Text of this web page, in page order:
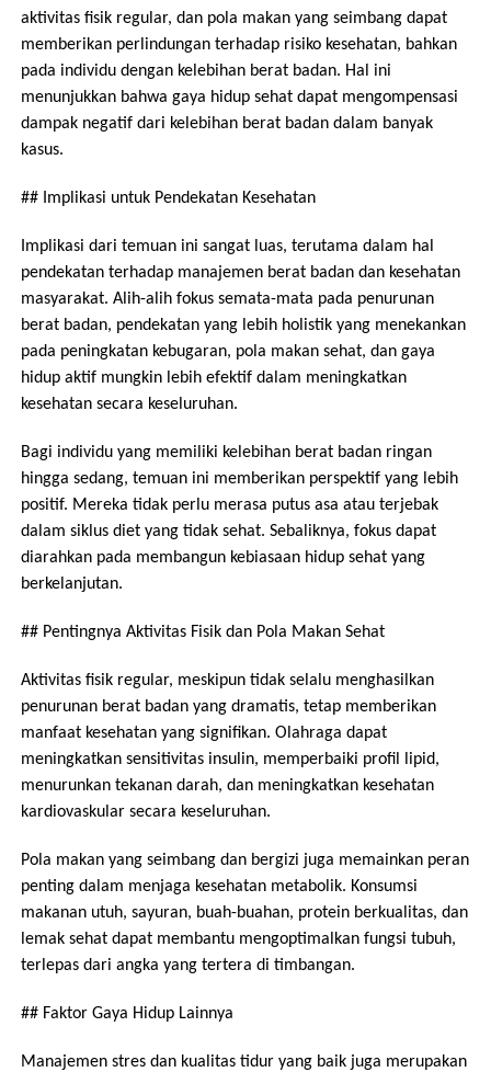
aktivitas fisik regular, dan pola makan yang seimbang dapat
memberikan perlindungan terhadap risiko kesehatan, bahkan
pada individu dengan kelebihan berat badan. Hal ini
menunjukkan bahwa gaya hidup sehat dapat mengompensasi
dampak negatif dari kelebihan berat badan dalam banyak
kasus.
## Implikasi untuk Pendekatan Kesehatan
Implikasi dari temuan ini sangat luas, terutama dalam hal
pendekatan terhadap manajemen berat badan dan kesehatan
masyarakat. Alih-alih fokus semata-mata pada penurunan
berat badan, pendekatan yang lebih holistik yang menekankan
pada peningkatan kebugaran, pola makan sehat, dan gaya
hidup aktif mungkin lebih efektif dalam meningkatkan
kesehatan secara keseluruhan.
Bagi individu yang memiliki kelebihan berat badan ringan
hingga sedang, temuan ini memberikan perspektif yang lebih
positif. Mereka tidak perlu merasa putus asa atau terjebak
dalam siklus diet yang tidak sehat. Sebaliknya, fokus dapat
diarahkan pada membangun kebiasaan hidup sehat yang
berkelanjutan.
## Pentingnya Aktivitas Fisik dan Pola Makan Sehat
Aktivitas fisik regular, meskipun tidak selalu menghasilkan
penurunan berat badan yang dramatis, tetap memberikan
manfaat kesehatan yang signifikan. Olahraga dapat
meningkatkan sensitivitas insulin, memperbaiki profil lipid,
menurunkan tekanan darah, dan meningkatkan kesehatan
kardiovaskular secara keseluruhan.
Pola makan yang seimbang dan bergizi juga memainkan peran
penting dalam menjaga kesehatan metabolik. Konsumsi
makanan utuh, sayuran, buah-buahan, protein berkualitas, dan
lemak sehat dapat membantu mengoptimalkan fungsi tubuh,
terlepas dari angka yang tertera di timbangan.
## Faktor Gaya Hidup Lainnya
Manajemen stres dan kualitas tidur yang baik juga merupakan